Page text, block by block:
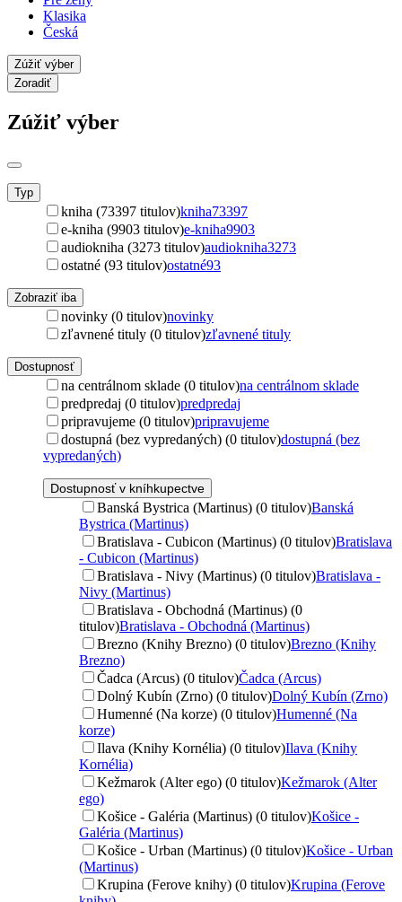
Klasika
Česká
Zúžiť výber
Zoradiť
Zúžiť výber
Typ
kniha (73397 titulov)kniha73397
e-kniha (9903 titulov)e-kniha9903
audiokniha (3273 titulov)audiokniha3273
ostatné (93 titulov)ostatné93
Zobraziť iba
novinky (0 titulov)novinky
zľavnené tituly (0 titulov)zľavnené tituly
Dostupnosť
na centrálnom sklade (0 titulov)na centrálnom sklade
predpredaj (0 titulov)predpredaj
pripravujeme (0 titulov)pripravujeme
dostupná (bez vypredaných) (0 titulov)dostupná (bez
vypredaných)
Dostupnosť v kníhkupectve
Banská Bystrica (Martinus) (0 titulov)Banská
Bystrica (Martinus)
Bratislava - Cubicon (Martinus) (0 titulov)Bratislava
- Cubicon (Martinus)
Bratislava - Nivy (Martinus) (0 titulov)Bratislava -
Nivy (Martinus)
Bratislava - Obchodná (Martinus) (0
titulov)Bratislava - Obchodná (Martinus)
Brezno (Knihy Brezno) (0 titulov)Brezno (Knihy
Brezno)
Čadca (Arcus) (0 titulov)Čadca (Arcus)
Dolný Kubín (Zrno) (0 titulov)Dolný Kubín (Zrno)
Humenné (Na korze) (0 titulov)Humenné (Na
korze)
Ilava (Knihy Kornélia) (0 titulov)Ilava (Knihy
Kornélia)
Kežmarok (Alter ego) (0 titulov)Kežmarok (Alter
ego)
Košice - Galéria (Martinus) (0 titulov)Košice -
Galéria (Martinus)
Košice - Urban (Martinus) (0 titulov)Košice - Urban
(Martinus)
Krupina (Ferove knihy) (0 titulov)Krupina (Ferove